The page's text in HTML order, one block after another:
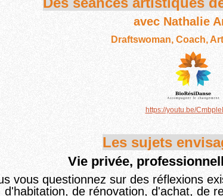
avec Nathalie
Draftswoman, Coach,
https://youtu.be/
Les sujets
Vie privée,
vous questionnez sur des réflexions
d'habitation, de rénovation, d'achat, de